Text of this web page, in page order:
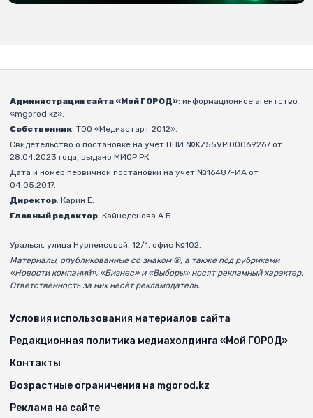
Администрация сайта «Мой ГОРОД»: информационное агентство
«mgorod.kz».
Собственник: ТОО «Медиастарт 2012».
Свидетельство о постановке на учёт ППИ №KZ55VPI00069267 от
28.04.2023 года, выдано МИОР РК.
Дата и номер первичной постановки на учёт №16487-ИА от
04.05.2017.
Директор: Карин Е.
Главный редактор: Кайнеденова А.Б.
Уральск, улица Нурпеисовой, 12/1, офис №102.
Материалы, опубликованные со знаком ®, а также под рубриками
«Новости компаний», «Бизнес» и «Выборы» носят рекламный характер.
Ответственность за них несёт рекламодатель.
Условия использования материалов сайта
Редакционная политика медиахолдинга «Мой ГОРОД»
Контакты
Возрастные ограничения на mgorod.kz
Реклама на сайте